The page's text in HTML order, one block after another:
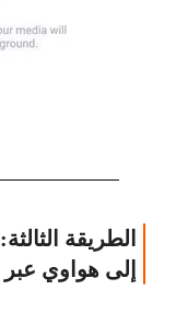
الطريقة
إلى هواوي عبر